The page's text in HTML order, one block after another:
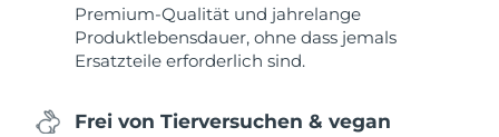
Premium-Qualität und jahrelange
Produktlebensdauer, ohne dass jemals
Ersatzteile erforderlich sind.
Frei von Tierversuchen & vegan